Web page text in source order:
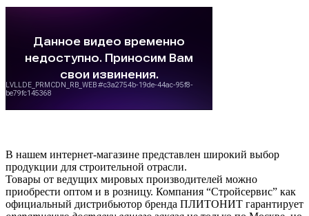
В нашем интернет-магазине представлен широкий выбор
продукции для строительной отрасли.
Товары от ведущих мировых производителей можно
приобрести оптом и в розницу. Компания “Стройсервис” как
официальный дистрибьютор бренда ПЛИТОНИТ гарантирует